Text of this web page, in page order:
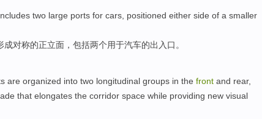
two large ports for cars positioned either side of a smaller
成对称的正立面 ， 包括两个用于汽车的出入口。
are organized into two longitudinal groups in the front and rear,
that elongates the corridor space while providing new visual